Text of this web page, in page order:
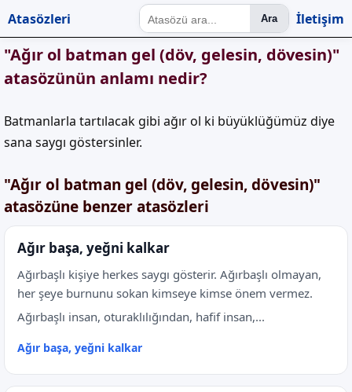
Atasözleri Ara İletişim
"Ağır ol batman gel (döv, gelesin, dövesin)"
atasözünün anlamı nedir?
Batmanlarla tartılacak gibi ağır ol ki büyüklüğümüz diye
sana saygı göstersinler.
"Ağır ol batman gel (döv, gelesin, dövesin)"
atasözüne benzer atasözleri
Ağır başa, yeğni kalkar
Ağırbaşlı kişiye herkes saygı gösterir. Ağırbaşlı olmayan,
her şeye burnunu sokan kimseye kimse önem vermez.
Ağırbaşlı insan, oturaklılığından, hafif insan,...
Ağır başa, yeğni kalkar